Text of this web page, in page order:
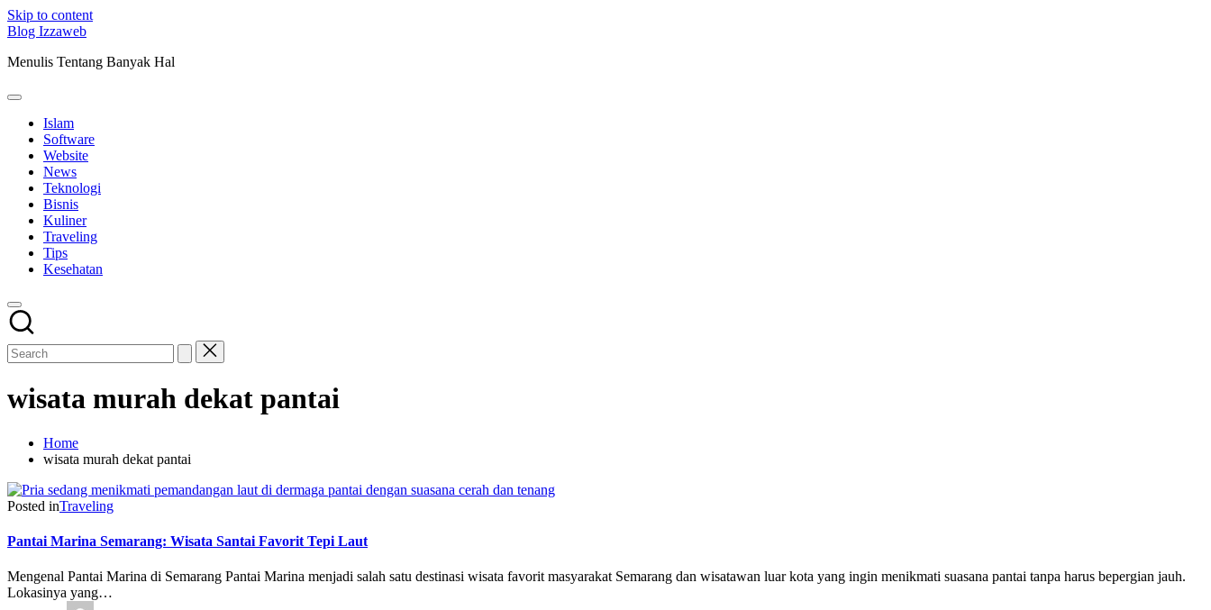
Skip to content
Blog Izzaweb
Menulis Tentang Banyak Hal
Islam
Software
Website
News
Teknologi
Bisnis
Kuliner
Traveling
Tips
Kesehatan
wisata murah dekat pantai
Home
wisata murah dekat pantai
Posted inTraveling
Pantai Marina Semarang: Wisata Santai Favorit Tepi Laut
Mengenal Pantai Marina di Semarang Pantai Marina menjadi salah satu destinasi wisata favorit masyarakat Semarang dan wisatawan luar kota yang ingin menikmati suasana pantai tanpa harus bepergian jauh.
Lokasinya yang…